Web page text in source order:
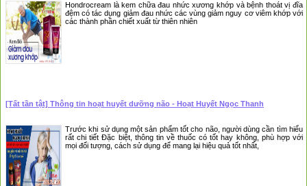
Hondrocream là kem chữa đau nhức xương khớp và bệnh thoát vị đĩa
đệm có tác dụng giảm đau nhức các vùng giảm nguy cơ viêm khớp với
các thành phần chiết xuất từ thiên nhiên
[Tất tần tật] Thông tin hoạt huyết dưỡng não - Hoạt Huyết Ngọc Thanh
Trước khi sử dụng một sản phẩm tốt cho não, người dùng cần tìm hiểu
rất chi tiết Đặc biệt, thông tin về thuốc có tốt hay không, phù hợp với
mọi đối tượng, cách sử dụng để mang lại hiệu quả tốt nhất,